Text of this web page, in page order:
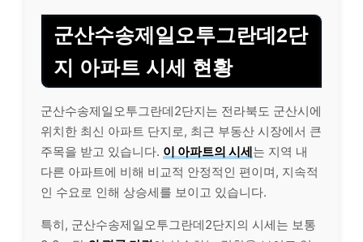
군산수송제일오투그란데2단
지 아파트 시세 현황
군산수송제일오투그란데2단지는 전라북도 군산시에
위치한 최신 아파트 단지로, 최근 부동산 시장에서 큰
주목을 받고 있습니다. 이 아파트의 시세는 지역 내
다른 아파트에 비해 비교적 안정적인 편이며, 지속적
인 수요로 인해 상승세를 보이고 있습니다.
특히, 군산수송제일오투그란데2단지의 시세는 보통